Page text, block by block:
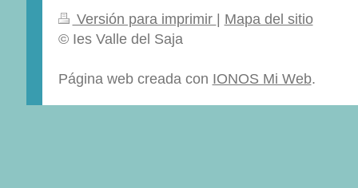
Versión para imprimir | Mapa del sitio
© Ies Valle del Saja
Página web creada con IONOS Mi Web.